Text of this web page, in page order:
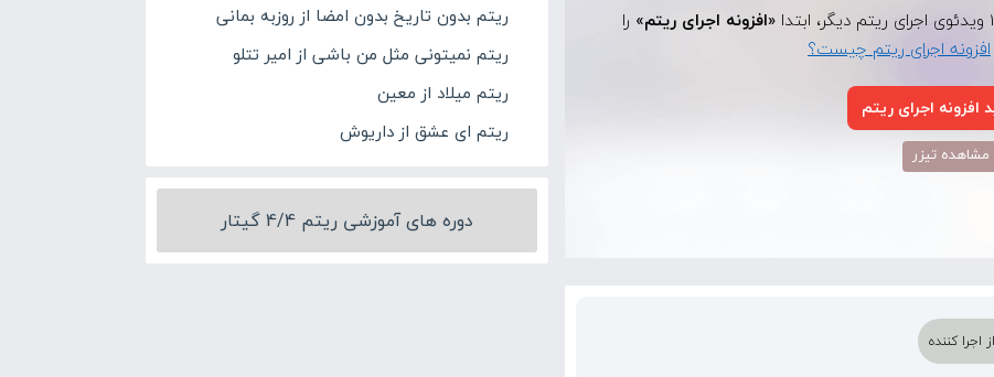
«افزونه اجرای ریتم» را
افزونه اجرای ریتم چیست؟
افزونه اجرای ریتم
مشاهده تیزر
کننده
ریتم بدون تاریخ بدون امضا از روزبه بمانی
ریتم نمیتونی مثل من باشی از امیر تتلو
ریتم میلاد از معین
ریتم ای عشق از داریوش
دوره های آموزشی ریتم 4/4 گیتار